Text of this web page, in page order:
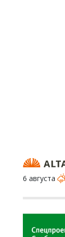
6 августа